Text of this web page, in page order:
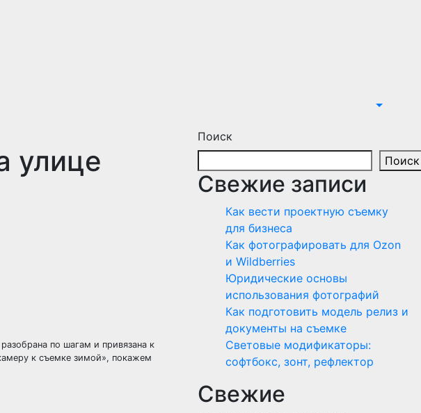
улице
по шагам и привязана к
к съемке зимой», покажем
Поиск
Поиск
Свежие записи
Как вести проектную съемку
для бизнеса
Как фотографировать для Ozon
и Wildberries
Юридические основы
использования фотографий
Как подготовить модель релиз и
документы на съемке
Световые модификаторы:
софтбокс, зонт, рефлектор
Свежие